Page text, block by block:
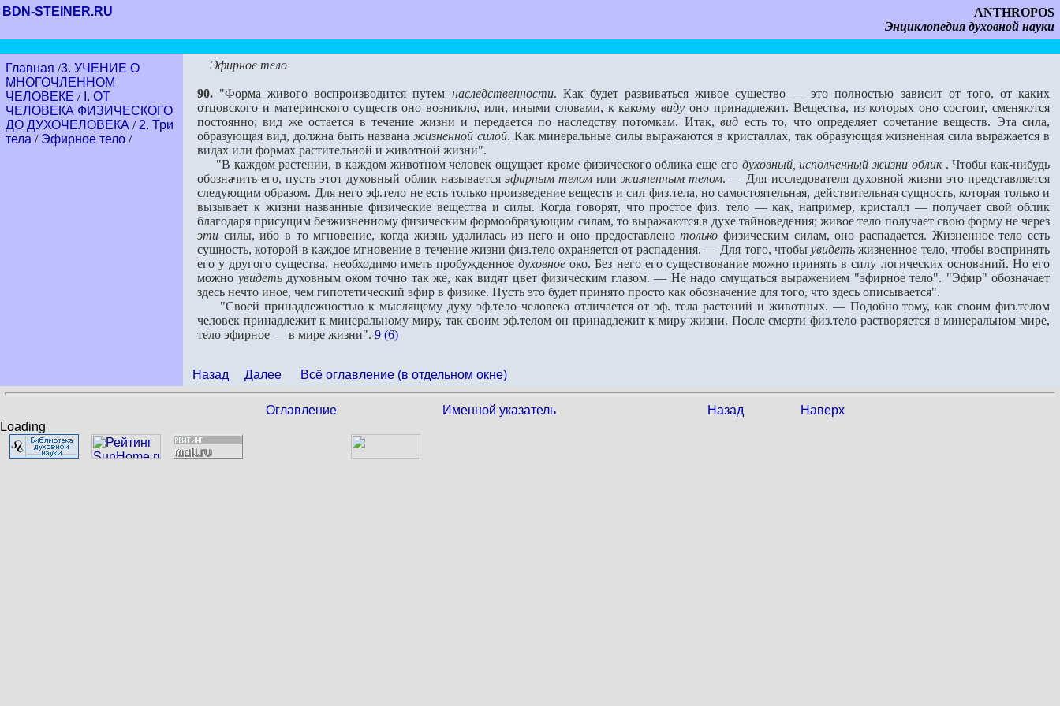
BDN-STEINER.RU
ANTHROPOS
Энциклопедия духовной науки
Главная /3. УЧЕНИЕ О
МНОГОЧЛЕННОМ
ЧЕЛОВЕКЕ / I. ОТ
ЧЕЛОВЕКА ФИЗИЧЕСКОГО
ДО ДУХОЧЕЛОВЕКА / 2. Три
тела / Эфирное тело /
Эфирное тело
90. "Форма живого воспроизводится путем наследственности. Как будет развиваться живое существо — это полностью зависит от того, от каких
отцовского и материнского существ оно возник­ло, или, иными словами, к какомувиду оно принадлежит. Вещества, из которых оно состоит, сменя­ются
постоянно; вид же остается в течение жизни и передается по наследству потомкам. Итак,вид есть то, что определяет сочетание веществ. Эта сила,
образующая вид, должна быть названа жизненной силой. Как минеральные силы выражаются в кристаллах, так образующая жизненная сила вы­ражается в
видах или формах растительной и животной жизни".
"В каждом растении, в каждом животном человек ощущает кроме физического облика еще его духовный, исполненный жизни облик. Чтобы как-нибудь
обозначить его, пусть этот духовный облик называется эфирным теломилижизненным телом. — Для ис­следователя духовной жизни это представляется
следующим образом. Для него эф.тело не есть только про­изведение веществ и сил физ.тела, но самостоятельная, действительная сущность, которая только и
вызы­вает к жизни названные физические вещества и силы. Когда говорят, что простое физ. тело — как, например, кристалл — получает свой облик
благодаря присущим безжизненному физическим формообразующим си­лам, то выражаются в духе тайноведения; живое тело получает свою форму не через
эти силы, ибо в то мгновение, когда жизнь удалилась из него и оно предоставленотолько физическим силам, оно распадается. Жизненное тело есть
сущность, которой в каждое мгновение в течение жизни физ.тело охра­няется от распадения. — Для того, чтобы увидеть жизненное тело, чтобы воспринять
его у другого существа, необходимо иметь пробужденноедуховное око. Без него его существование можно принять в силу логических оснований. Но его
можно увидетьдуховным оком точно так же, как видят цвет физическим глазом. — Не надо смущаться выражением "эфирное тело". "Эфир" обозначает
здесь нечто иное, чем гипотетический эфир в физике. Пусть это будет принято просто как обозначение для того, что здесь описывается".
"Своей принадлежностью к мыслящему духу эф.тело человека отличается от эф. тела растений и живот­ных. — Подобно тому, как своим физ.телом
человек принадлежит к минеральному миру, так своим эф.телом он принадлежит к миру жизни. После смерти физ.тело растворяется в минеральном мире,
тело эфирное — в мире жизни". 9 (6)
Назад Далее Всё оглавление (в отдельном окне)
Оглавление Именной указатель Назад
Наверх
Loading